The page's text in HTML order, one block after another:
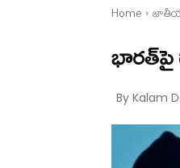
Home
భారత్‌పై
By Kalam